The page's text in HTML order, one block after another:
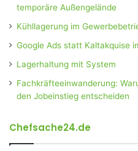
temporäre Außengelände
Kühllagerung im
Google Ads statt Kaltakquise
Lagerhaltung mit System
Fachkräfteeinwanderung:
den Jobeinstieg entscheiden
Chefsache24.de